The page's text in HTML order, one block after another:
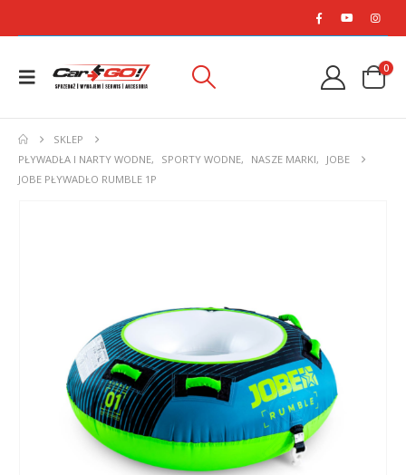
0
SKLEP
PŁYWADŁA I NARTY WODNE, SPORTY WODNE, NASZE MARKI,
JOBE
JOBE PŁYWADŁO RUMBLE 1P